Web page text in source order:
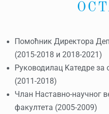
Помоћник Директора
(2015-2018 и 2018-2021)
Руководилац Kатедре за
(2011-2018)
Члан Наставно-научног
факултета (2005-2009)